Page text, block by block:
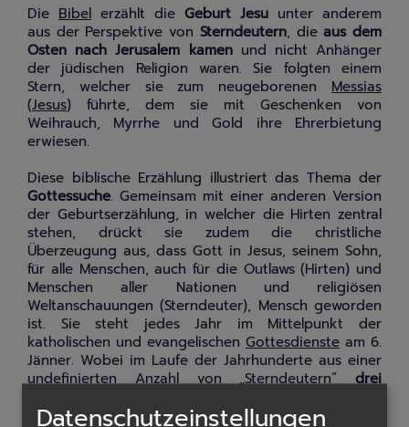
Die Bibel erzählt die Geburt Jesu unter anderem
aus der Perspektive von Sterndeutern, dieaus dem
Osten nach Jerusalem kamenund nicht Anhänger
der jüdischen Religion waren. Sie folgten einem
Stern, welcher sie zum neugeborenen Messias
(Jesus) führte, dem sie mit Geschenken von
Weihrauch, Myrrhe und Gold ihre Ehrerbietung
erwiesen.
Diese biblische Erzählung illustriert das Thema der
Gottessuche. Gemeinsam mit einer anderen Version
der Geburtserzählung, in welcher die Hirten zentral
stehen, drückt sie zudem die christliche
Überzeugung aus, dass Gott in Jesus, seinem Sohn,
für alle Menschen, auch für die Outlaws (Hirten) und
Menschen aller Nationen und religiösen
Weltanschauungen (Sterndeuter), Mensch geworden
ist. Sie steht jedes Jahr im Mittelpunkt der
katholischen und evangelischen Gottesdienste am 6.
Jänner. Wobei im Laufe der Jahrhunderte aus einer
undefinierten Anzahl von „Sterndeutern“drei
unterschiedlicher geographischer Herkunft, die die
Datenschutzeinstellungen